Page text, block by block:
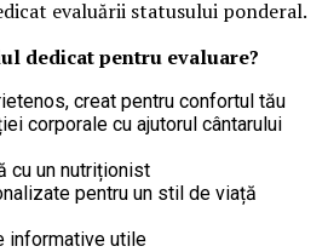
evaluării statusului ponderal.
dedicat pentru evaluare?
creat pentru confortul tău
corporale cu ajutorul cântarului
cu un nutriționist
pentru un stil de viață
informative utile